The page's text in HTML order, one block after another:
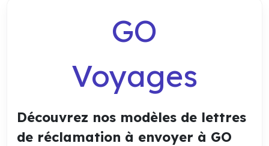
GO
Voyages
Découvrez nos modèles de lettres
de réclamation à envoyer à GO